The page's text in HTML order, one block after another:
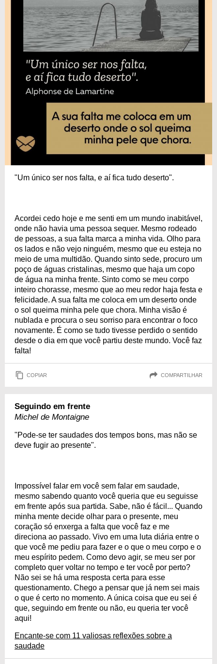
"Um único ser nos falta, e aí fica tudo deserto".
Acordei cedo hoje e me senti em um mundo inabitável,
onde não havia uma pessoa sequer. Mesmo rodeado
de pessoas, a sua falta marca a minha vida. Olho para
os lados e não vejo ninguém, mesmo que eu esteja no
meio de uma multidão. Quando sinto sede, procuro um
poço de águas cristalinas, mesmo que haja um copo
de água na minha frente. Sinto como se meu corpo
inteiro chorasse, mesmo que ao meu redor haja festa e
felicidade. A sua falta me coloca em um deserto onde
o sol queima minha pele que chora. Minha visão é
nublada e procura o seu sorriso para encontrar o foco
novamente. É como se tudo tivesse perdido o sentido
desde o dia em que você partiu deste mundo. Você faz
falta!
COPIAR COMPARTILHAR
Seguindo em frente
Michel de Montaigne
"Pode-se ter saudades dos tempos bons, mas não se
deve fugir ao presente".
Impossível falar em você sem falar em saudade,
mesmo sabendo quanto você queria que eu seguisse
em frente após sua partida. Sabe, não é fácil... Quando
minha mente decide olhar para o presente, meu
coração só enxerga a falta que você faz e me
direciona ao passado. Vivo em uma luta diária entre o
que você me pediu para fazer e o que o meu corpo e o
meu espírito pedem. Como devo agir, se meu ser por
completo quer voltar no tempo e ter você por perto?
Não sei se há uma resposta certa para esse
questionamento. Chego a pensar que já nem sei mais
o que é certo no momento. A única coisa que eu sei é
que, seguindo em frente ou não, eu queria ter você
aqui!
Encante-se com 11 valiosas reflexões sobre a
saudade